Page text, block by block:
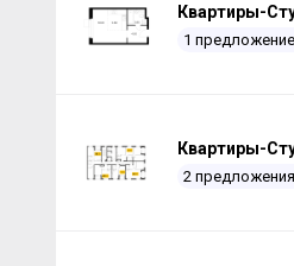
Квартиры-
1 предложение
Квартиры-
2 предложения